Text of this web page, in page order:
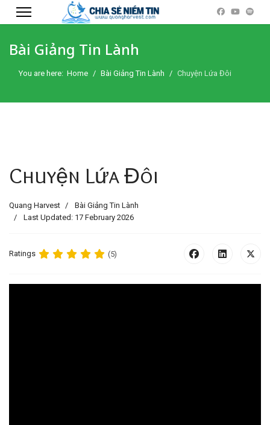
Bài Giảng Tin Lành
You are here: Home Bài Giảng Tin Lành Chuyện Lứa Đôi
Chuyện Lứa Đôi
Quang Harvest
Bài Giảng Tin Lành
Last Updated: 17 February 2026
Ratings (5)